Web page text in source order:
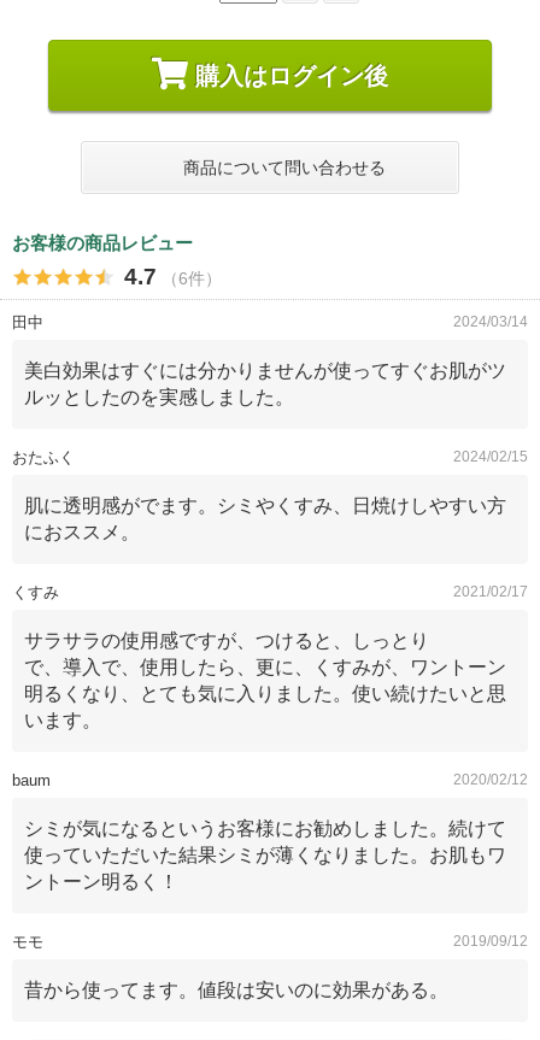
購入はログイン後
商品について問い合わせる
お客様の商品レビュー
4.7 （6件）
田中 2024/03/14
美白効果はすぐには分かりませんが使ってすぐお肌がツ
ルッとしたのを実感しました。
おたふく 2024/02/15
肌に透明感がでます。シミやくすみ、日焼けしやすい方
におススメ。
くすみ 2021/02/17
サラサラの使用感ですが、つけると、しっとり
で、導入で、使用したら、更に、くすみが、ワントーン
明るくなり、とても気に入りました。使い続けたいと思
います。
baum 2020/02/12
シミが気になるというお客様にお勧めしました。続けて
使っていただいた結果シミが薄くなりました。お肌もワ
ントーン明るく！
モモ 2019/09/12
昔から使ってます。値段は安いのに効果がある。